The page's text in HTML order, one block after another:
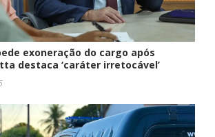
exoneração do cargo após
destaca ‘caráter irretocável’